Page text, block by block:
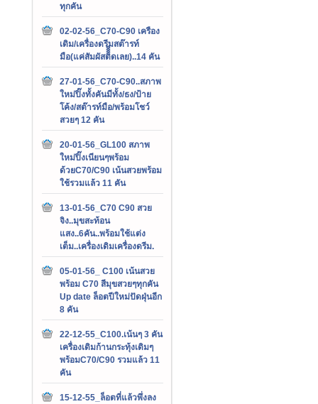
ทุกคัน
02-02-56_C70-C90 เครือง
เดิม/เครื่องดรีมสต๊ารท์
มือ(แค่สัมผัสติิิิดเลย)..14 คัน
27-01-56_C70-C90..สภาพ
ใหม่ปิ๊งทั้งคันมีทั้ง/ธง/ป้าย
โค้ง/สต๊ารท์มือ/พร้อมโชว์
สวยๆ 12 คัน
20-01-56_GL100 สภาพ
ใหม่ปิ๊งเนียนๆพร้อม
ด้วยC70/C90 เน้นสวยพร้อม
ใช้รวมแล้ว 11 คัน
13-01-56_C70 C90 สวย
จิง..มุขสะท้อน
แสง..6คัน..พร้อมใช้แต่ง
เต็ม..เครื่องเดิมเครื่องดรีม.
05-01-56_ C100 เน้นสวย
พร้อม C70 สีมุขสวยๆทุกคัน
Up date ล็อตปีใหม่ปัดฝุ่นอีก
8 คัน
22-12-55_C100.เน้นๆ 3 คัน
เครื่องเดิมก้านกระทุ้งเดิมๆ
พร้อมC70/C90 รวมแล้ว 11
คัน
15-12-55_ล็อตที่แล้วพึ่งลง